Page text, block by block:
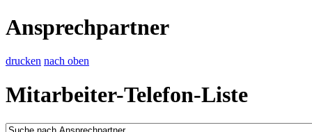
Ansprechpartner
drucken nach oben
Mitarbeiter-Telefon-Liste